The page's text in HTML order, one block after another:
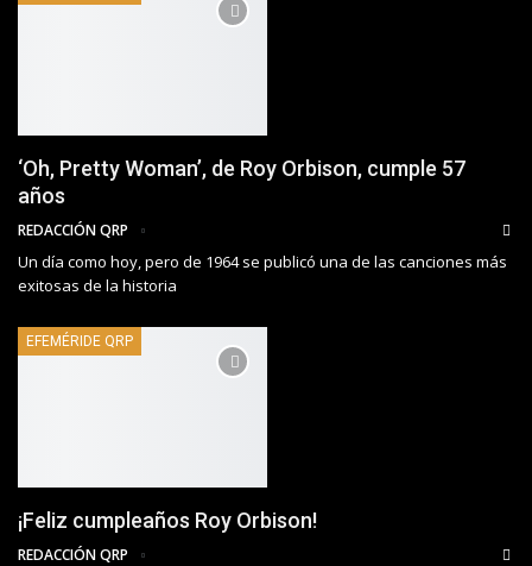
‘Oh, Pretty Woman’, de Roy Orbison, cumple 57
años
REDACCIÓN QRP
Un día como hoy, pero de 1964 se publicó una de las canciones más
exitosas de la historia
EFEMÉRIDE QRP
¡Feliz cumpleaños Roy Orbison!
REDACCIÓN QRP